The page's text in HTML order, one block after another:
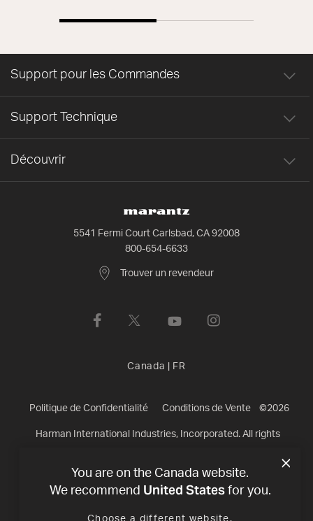
5541 Fermi Court Carlsbad, CA 92008
800-654-6633
Trouver un revendeur
Support pour les Commandes
Support Technique
Découvrir
Canada FR
Politique de Confidentialité Conditions de Vente ©2026
Harman International Industries, Incorporated. All rights
You are on the Canada website.
We recommend United Statesfor you.
Choose a different website.